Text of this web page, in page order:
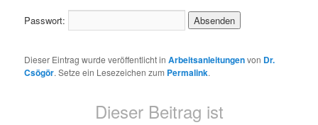
Passwort:
Dieser Eintrag wurde veröffentlicht inArbeitsanleitungenvon Dr.
Csögör. Setze ein Lesezeichen zum Permalink.
Dieser Beitrag ist